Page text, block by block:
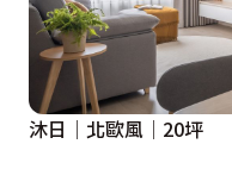
沐日│北歐風│20坪